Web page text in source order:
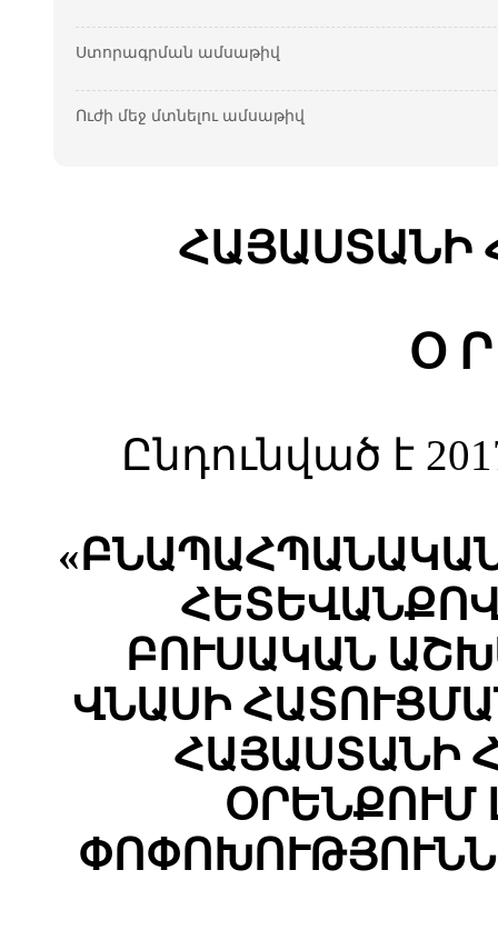
Ստորագրման ամսաթիվ
Ուժի մեջ մտնելու ամսաթիվ
ՀԱՅԱՍՏԱՆԻ
Օ
Ընդունված է
ԲՈՒՍԱԿԱՆ
ՎՆԱՍԻ
ՀԱՅԱՍՏԱՆԻ
ՕՐԵՆՔՈՒՄ